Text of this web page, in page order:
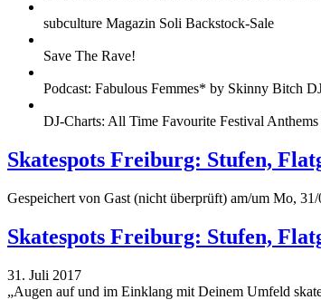
subculture Magazin Soli Backstock-Sale
Save The Rave!
Podcast: Fabulous Femmes* by Skinny Bitch
DJ-Charts: All Time Favourite Festival
Skatespots Freiburg: Stufen,
Gespeichert von Gast (nicht überprüft) am/um Mo,
Skatespots Freiburg: Stufen,
31. Juli 2017
„Augen auf und im Einklang mit Deinem Umfeld